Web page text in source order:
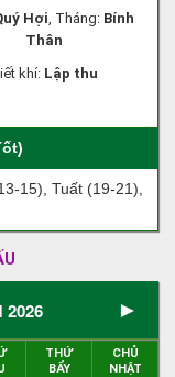
Hợi, Tháng: Bính
Thân
khí: Lập thu
15), Tuất (19-21),
2026 ►
THỨ
BẨY
CHỦ
NHẬT